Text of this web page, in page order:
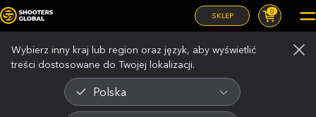
SKLEP 0
Wybierz inny kraj lub region oraz język, aby wyświetlić
treści dostosowane do Twojej lokalizacji.
Polska